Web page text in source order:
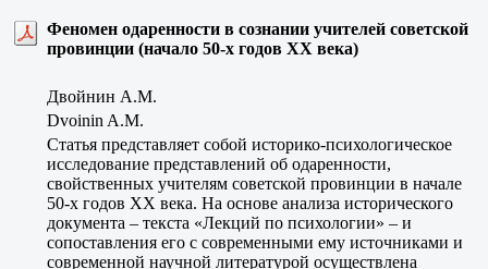
Феномен одаренности в сознании учителей советской
провинции (начало 50-х годов XX века)
Двойнин А.М.
Dvoinin A.M.
Статья представляет собой историко-психологическое
исследование представлений об одаренности,
свойственных учителям советской провинции в начале
50-х годов XX века. На основе анализа исторического
документа – текста «Лекций по психологии» – и
сопоставления его с современными ему источниками и
современной научной литературой осуществлена